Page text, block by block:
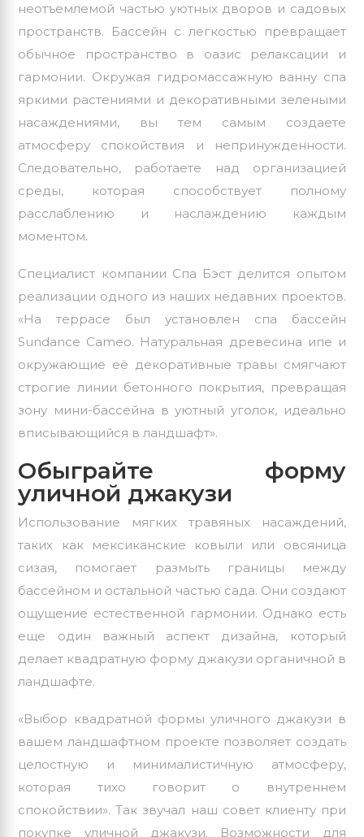
неотъемлемой частью уютных дворов и садовых
пространств. Бассейн с легкостью превращает
обычное пространство в оазис релаксации и
гармонии. Окружая гидромассажную ванну спа
яркими растениями и декоративными зелеными
насаждениями, вы тем самым создаете
атмосферу спокойствия и непринужденности.
Следовательно, работаете над организацией
среды, которая способствует полному
расслаблению и наслаждению каждым
моментом.
Специалист компании Спа Бэст делится опытом
реализации одного из наших недавних проектов.
«На террасе был установлен спа бассейн
Sundance Cameo. Натуральная древесина ипе и
окружающие её декоративные травы смягчают
строгие линии бетонного покрытия, превращая
зону мини-бассейна в уютный уголок, идеально
вписывающийся в ландшафт».
Обыграйте форму
уличной джакузи
Использование мягких травяных насаждений,
таких как мексиканские ковыли или овсяница
сизая, помогает размыть границы между
бассейном и остальной частью сада. Они создают
ощущение естественной гармонии. Однако есть
еще один важный аспект дизайна, который
делает квадратную форму джакузи органичной в
ландшафте.
«Выбор квадратной формы уличного джакузи в
вашем ландшафтном проекте позволяет создать
целостную и минималистичную атмосферу,
которая тихо говорит о внутреннем
спокойствии». Так звучал наш совет клиенту при
покупке уличной джакузи. Возможности для